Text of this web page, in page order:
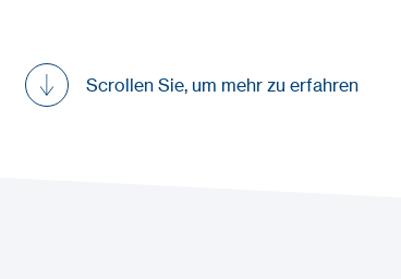
Scrollen Sie, um mehr zu erfahren